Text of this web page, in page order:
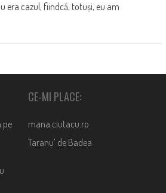
era cazul, fiindcă, totuși, eu am
pe
CE-MI PLACE:
mana.ciutacu.ro
Taranu’ de Badea